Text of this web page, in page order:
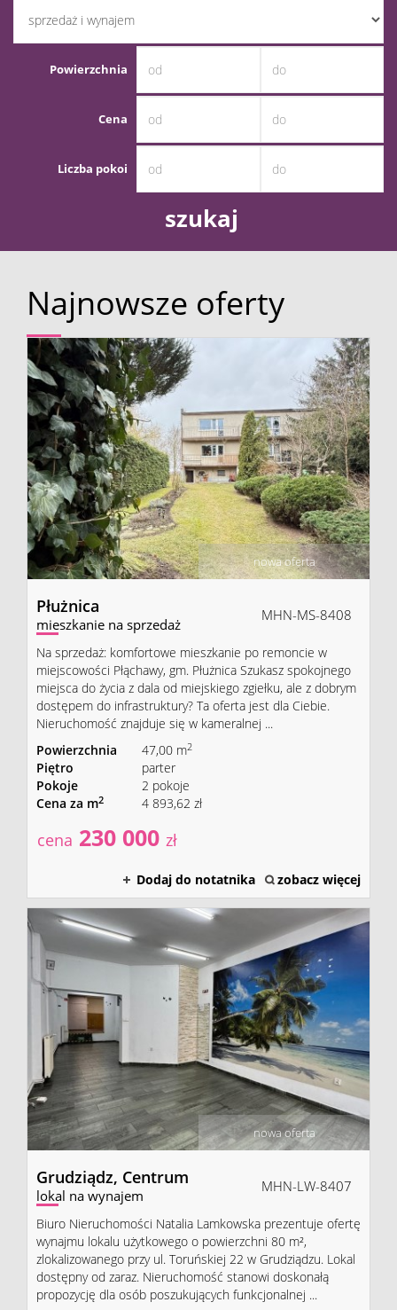
Powierzchnia
Cena
Liczba pokoi
Najnowsze oferty
nowa oferta
Płużnica
mieszkanie na sprzedaż
MHN-MS-8408
Na sprzedaż: komfortowe mieszkanie po remoncie w
miejscowości Płąchawy, gm. Płużnica Szukasz spokojnego
miejsca do życia z dala od miejskiego zgiełku, ale z dobrym
dostępem do infrastruktury? Ta oferta jest dla Ciebie.
Nieruchomość znajduje się w kameralnej ...
Powierzchnia
47,00 m2
Piętro
parter
Pokoje
2 pokoje
Cena za m2 4 893,62 zł
cena 230 000 zł
Dodaj do notatnika zobacz więcej
nowa oferta
Grudziądz, Centrum
lokal na wynajem
MHN-LW-8407
Biuro Nieruchomości Natalia Lamkowska prezentuje ofertę
wynajmu lokalu użytkowego o powierzchni 80 m²,
zlokalizowanego przy ul. Toruńskiej 22 w Grudziądzu. Lokal
dostępny od zaraz. Nieruchomość stanowi doskonałą
propozycję dla osób poszukujących funkcjonalnej ...